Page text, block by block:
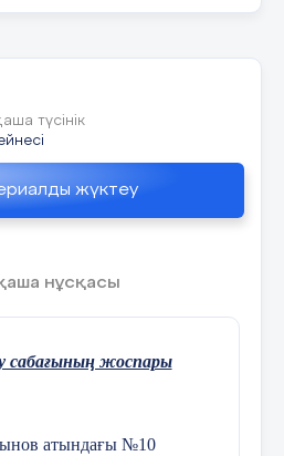
Турысбекұлы
түсінік
жүктеу
нұсқасы
сабағының жоспары
атындағы №10